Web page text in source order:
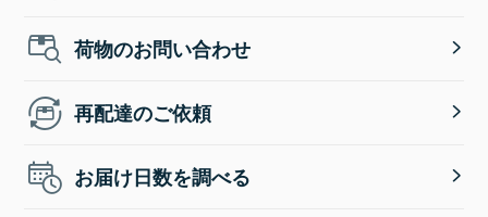
荷物のお問い合わせ
再配達のご依頼
お届け日数を調べる